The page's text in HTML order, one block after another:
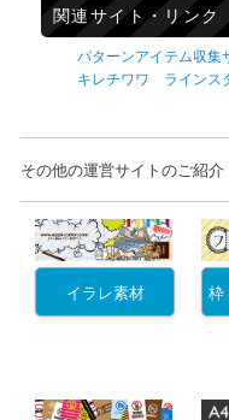
関連サイト・リンク
パターンアイテム収集
キレチワワ ラインス
その他の運営サイトのご紹介
イラレ素材 枠